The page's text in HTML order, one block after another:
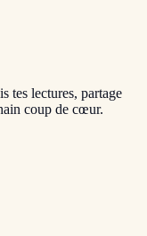
tes lectures, partage
coup de cœur.